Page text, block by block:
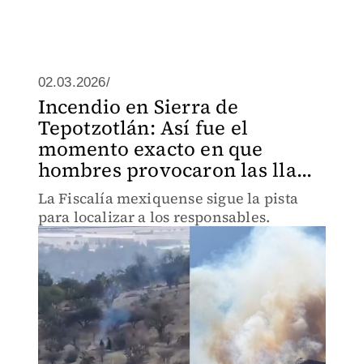
02.03.2026/
Incendio en Sierra de
Tepotzotlán: Así fue el
momento exacto en que
hombres provocaron las lla...
La Fiscalía mexiquense sigue la pista
para localizar a los responsables.